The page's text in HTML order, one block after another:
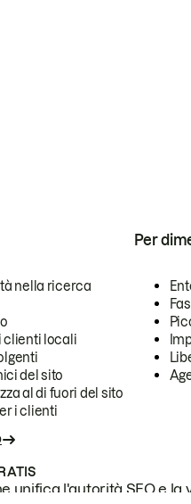
nella ricerca
clienti locali
del sito
al di fuori del sito
i clienti
Per
unifica l'autorità SEO e la